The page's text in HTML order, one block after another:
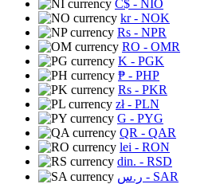
C$ - NIO
kr- NOK
Rs - NPR
RO - OMR
K - PGK
₱ - PHP
Rs - PKR
zł- PLN
G - PYG
QR - QAR
lei - RON
din. - RSD
ر.س - SAR